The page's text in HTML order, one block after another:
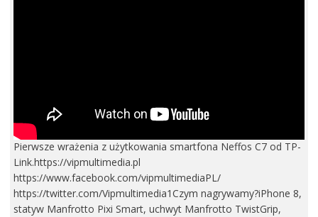
Pierwsze wrażenia z użytkowania smartfona Neffos C7 od TP-
Link.https://vipmultimedia.pl
https://www.facebook.com/vipmultimediaPL/
https://twitter.com/Vipmultimedia1Czym nagrywamy?iPhone 8,
statyw Manfrotto Pixi Smart, uchwyt Manfrotto TwistGrip,